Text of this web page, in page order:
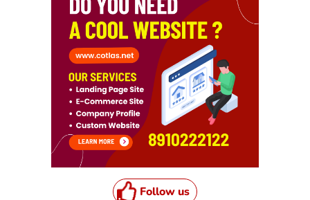
Follow us